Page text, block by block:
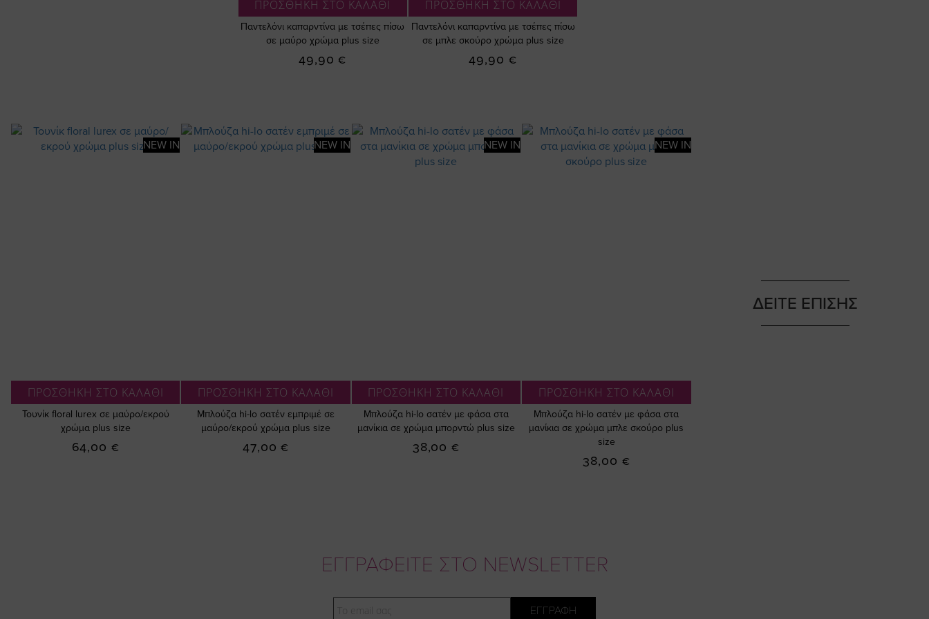
ΠΡΟΣΘΗΚΗ ΣΤΟ ΚΑΛΑΘΙ
Παντελόνι καπαρντίνα με τσέπες πίσω
σε μαύρο χρώμα plus size
49,90 €
ΠΡΟΣΘΗΚΗ ΣΤΟ ΚΑΛΑΘΙ
Παντελόνι καπαρντίνα με τσέπες πίσω
σε μπλε σκούρο χρώμα plus size
49,90 €
NEW IN
ΠΡΟΣΘΗΚΗ ΣΤΟ ΚΑΛΑΘΙ
Τουνίκ floral lurex σε μαύρο/εκρού
χρώμα plus size
64,00 €
NEW IN
ΠΡΟΣΘΗΚΗ ΣΤΟ ΚΑΛΑΘΙ
Μπλούζα hi-lo σατέν εμπριμέ σε
μαύρο/εκρού χρώμα plus size
47,00 €
NEW IN
ΠΡΟΣΘΗΚΗ ΣΤΟ ΚΑΛΑΘΙ
Μπλούζα hi-lo σατέν με φάσα στα
μανίκια σε χρώμα μπορντώ plus size
38,00 €
NEW IN
ΠΡΟΣΘΗΚΗ ΣΤΟ ΚΑΛΑΘΙ
Μπλούζα hi-lo σατέν με φάσα στα
μανίκια σε χρώμα μπλε σκούρο plus
size
38,00 €
ΔΕΙΤΕ ΕΠΙΣΗΣ
ΕΓΓΡΑΦΕΙΤΕ ΣΤΟ NEWSLETTER
ΕΓΓΡΑΦΗ